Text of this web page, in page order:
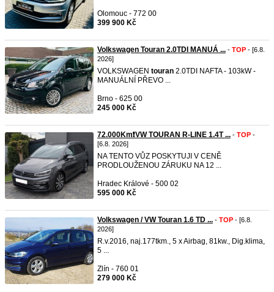
Olomouc - 772 00
399 900 Kč
Volkswagen Touran 2.0TDI MANUÁ ... - TOP - [6.8.
2026]
VOLKSWAGEN touran 2.0TDI NAFTA - 103kW -
MANUÁLNÍ PŘEVO ...
Brno - 625 00
245 000 Kč
72.000Km❗VW TOURAN R-LINE 1.4T ... - TOP -
[6.8. 2026]
NA TENTO VŮZ POSKYTUJI V CENĚ
PRODLOUŽENOU ZÁRUKU NA 12 ...
Hradec Králové - 500 02
595 000 Kč
Volkswagen / VW Touran 1.6 TD ... - TOP - [6.8.
2026]
R.v.2016, naj.177tkm., 5 x Airbag, 81kw., Dig.klima,
5 ...
Zlín - 760 01
279 000 Kč